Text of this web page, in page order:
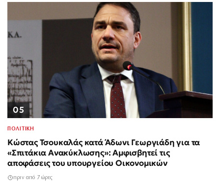
05
ΠΟΛΙΤΙΚΗ
Κώστας Τσουκαλάς κατά Άδωνι Γεωργιάδη για τα
«Σπιτάκια Ανακύκλωσης»: Αμφισβητεί τις
αποφάσεις του υπουργείου Οικονομικών
πριν από 7 ώρες